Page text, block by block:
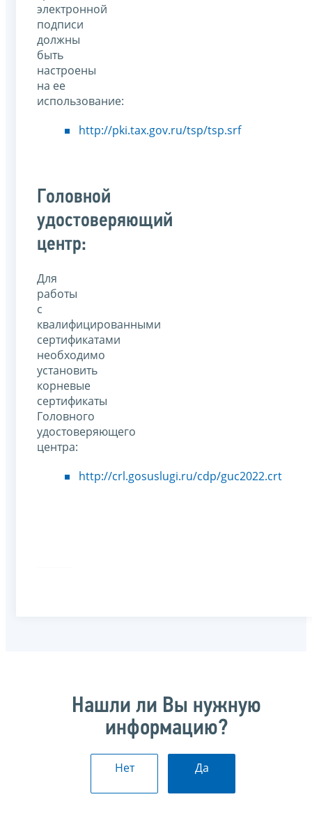
электронной
подписи
должны
быть
настроены
на ее
использование:
http://pki.tax.gov.ru/tsp/tsp.srf
Головной
удостоверяющий
центр:
Для
работы
с
квалифицированными
сертификатами
необходимо
установить
корневые
сертификаты
Головного
удостоверяющего
центра:
http://crl.gosuslugi.ru/cdp/guc2022.crt
Нашли ли Вы нужную
информацию?
Нет Да